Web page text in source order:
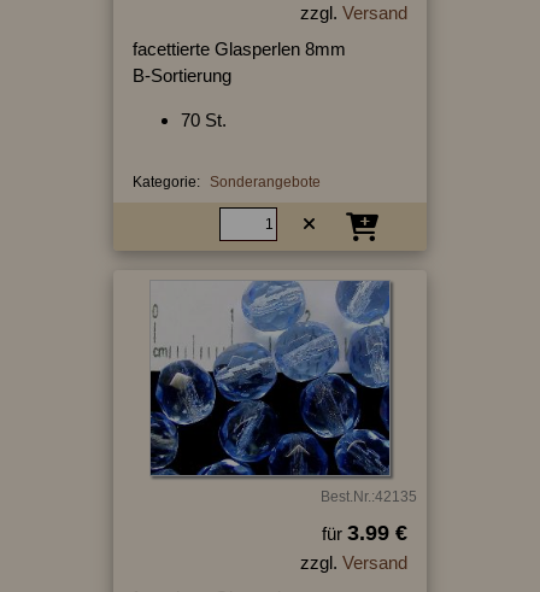
zzgl. Versand
facettierte Glasperlen 8mm
B-Sortierung
70 St.
Kategorie: Sonderangebote
Best.Nr.:42135
für 3.99 €
zzgl. Versand